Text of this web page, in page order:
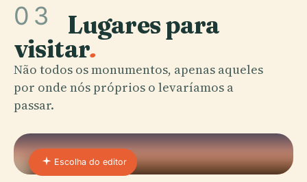
03 Lugares para
visitar.
Não todos os monumentos, apenas aqueles
por onde nós próprios o levaríamos a
passar.
Escolha do editor